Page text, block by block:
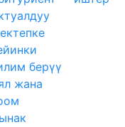
берүү
жана